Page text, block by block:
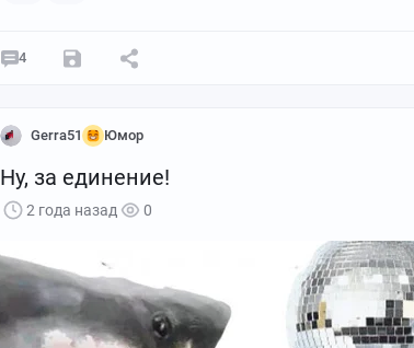
4
Gerra51 Юмор
Ну, за единение!
2 года назад 0